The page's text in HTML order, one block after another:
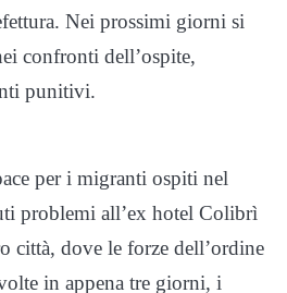
Nei prossimi giorni si
confronti dell’ospite,
punitivi.
per i migranti ospiti nel
problemi all’ex hotel Colibrì
città, dove le forze dell’ordine
in appena tre giorni, i